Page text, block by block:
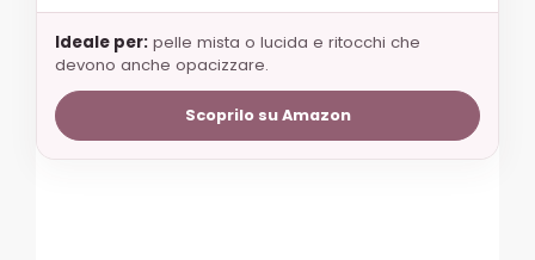
Ideale per: pelle mista o lucida e ritocchi che
devono anche opacizzare.
Scoprilo su Amazon